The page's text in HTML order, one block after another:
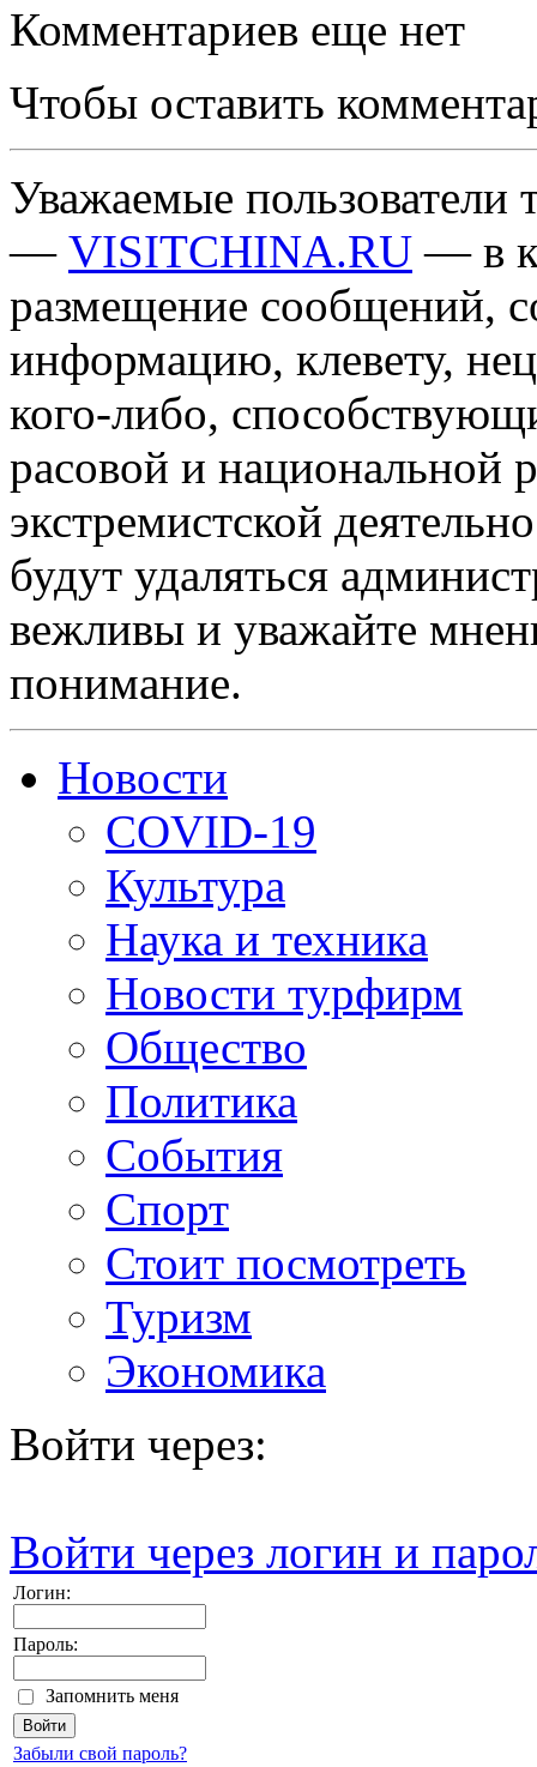
Комментариев еще нет
Чтобы оставить
Уважаемые пользователи
— VISITCHINA.RU — в
размещение сообщений,
информацию, клевету,
кого-либо,
расовой и национальной
экстремистской
будут удаляться
вежливы и уважайте
понимание.
Новости
COVID-19
Культура
Наука и техника
Новости турфирм
Общество
Политика
События
Спорт
Стоит посмотреть
Туризм
Экономика
Войти через:
Войти через логин и
Логин:
Пароль:
Запомнить меня
Забыли свой пароль?